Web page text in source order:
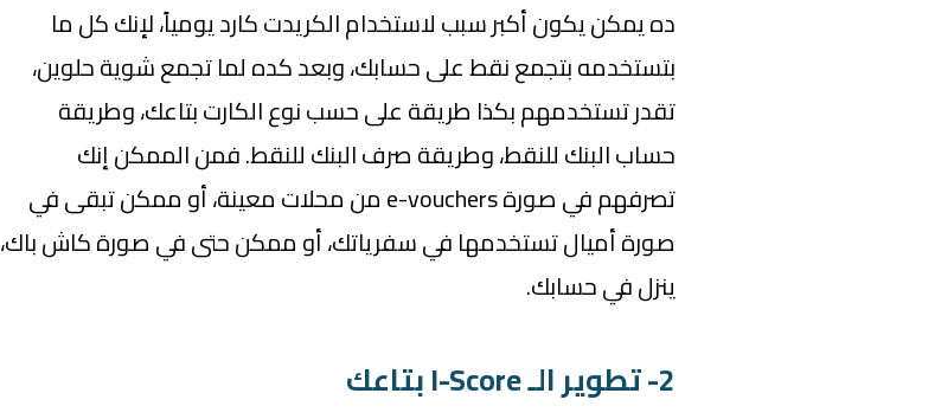
ده يمكن يكون أكبر سبب لاستخدام الكريدت كارد يومياً، لإنك كل ما
بتستخدمه بتجمع نقط على حسابك، وبعد كده لما تجمع شوية حلوين،
تقدر تستخدمهم بكذا طريقة على حسب نوع الكارت بتاعك، وطريقة
حساب البنك للنقط، وطريقة صرف البنك للنقط. فمن الممكن إنك
تصرفهم في صورة e-vouchers من محلات معينة، أو ممكن تبقى في
صورة أميال تستخدمها في سفرياتك، أو ممكن حتى في صورة كاش باك،
ينزل في حسابك.
2- تطوير الـ I-Score بتاعك